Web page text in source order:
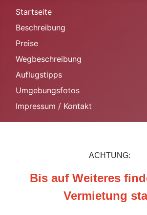
Startseite
Beschreibung
Preise
Wegbeschreibung
Auflugstipps
Umgebungsfotos
Impressum / Kontakt
ACHTUNG:
Bis auf Weiteres
Vermietung